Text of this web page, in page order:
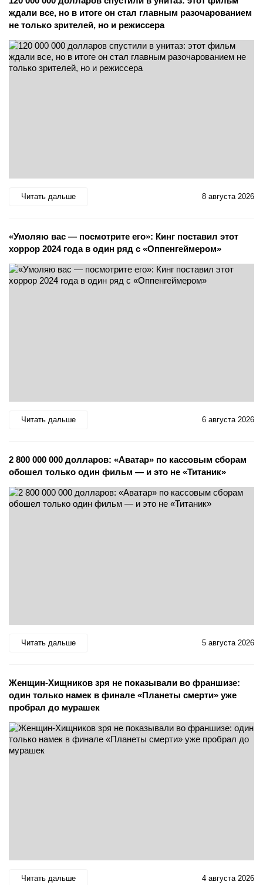
ждали все, но в итоге он стал главным разочарованием
не только зрителей, но и режиссера
Читать дальше 8 августа 2026
«Умоляю вас — посмотрите его»: Кинг поставил этот
хоррор 2024 года в один ряд с «Оппенгеймером»
Читать дальше 6 августа 2026
2 800 000 000 долларов: «Аватар» по кассовым сборам
обошел только один фильм — и это не «Титаник»
Читать дальше 5 августа 2026
Женщин-Хищников зря не показывали во франшизе:
один только намек в финале «Планеты смерти» уже
пробрал до мурашек
Читать дальше 4 августа 2026